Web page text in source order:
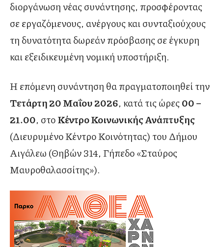
διοργάνωση νέας συνάντησης, προσφέροντας
σε εργαζόμενους, ανέργους και συνταξιούχους
τη δυνατότητα δωρεάν πρόσβασης σε έγκυρη
και εξειδικευμένη νομική υποστήριξη.
Η επόμενη συνάντηση θα πραγματοποιηθεί την
Τετάρτη 20 Μαΐου 2026, κατά τις ώρες 00 –
21.00, στοΚέντρο Κοινωνικής Ανάπτυξης
(Διευρυμένο Κέντρο Κοινότητας) του Δήμου
Αιγάλεω (Θηβών 314, Γήπεδο «Σταύρος
Μαυροθαλασσίτης»).